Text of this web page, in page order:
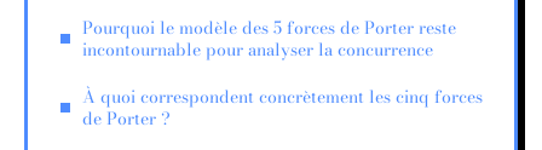
Pourquoi le modèle des 5 forces de Porter reste
incontournable pour analyser la concurrence
À quoi correspondent concrètement les cinq forces
de Porter ?